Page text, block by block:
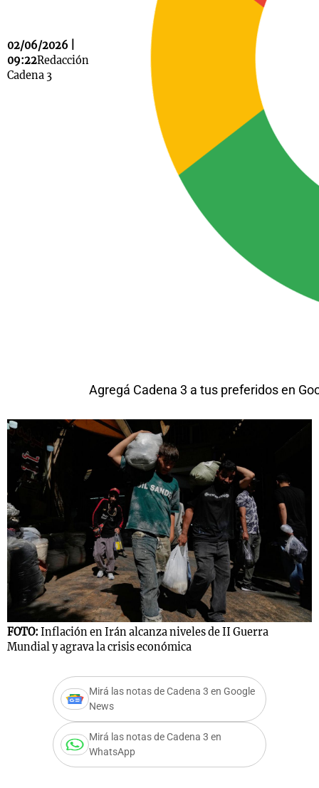
02/06/2026 |
09:22Redacción
Cadena 3
Agregá Cadena 3 a tus preferidos en
FOTO: Inflación en Irán alcanza niveles de II Guerra
Mundial y agrava la crisis económica
Mirá las notas de Cadena 3 en Google
News
Mirá las notas de Cadena 3 en
WhatsApp
Mundial 2026
La Sole en
Cadena 3